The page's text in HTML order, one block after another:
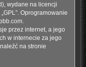
wydane na licencji
Oprogramowanie
.
przez internet, a jego
w internecie za jego
na stronie